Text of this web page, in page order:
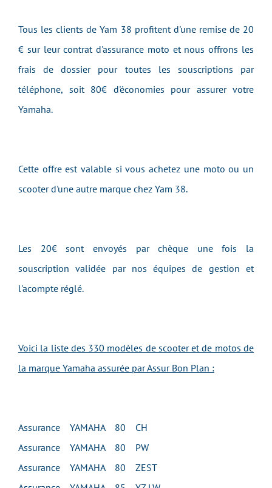
Tous les clients de Yam 38 profitent d'une remise de 20
€ sur leur contrat d'assurance moto et nous offrons les
frais de dossier pour toutes les souscriptions par
téléphone, soit 80€ d'économies pour assurer votre
Yamaha.
Cette offre est valable si vous achetez une moto ou un
scooter d'une autre marque chez Yam 38.
Les 20€ sont envoyés par chèque une fois la
souscription validée par nos équipes de gestion et
l'acompte réglé.
Voici la liste des 330 modèles de scooter et de motos de
la marque Yamaha assurée par Assur Bon Plan :
Assurance YAMAHA 80 CH
Assurance YAMAHA 80 PW
Assurance YAMAHA 80 ZEST